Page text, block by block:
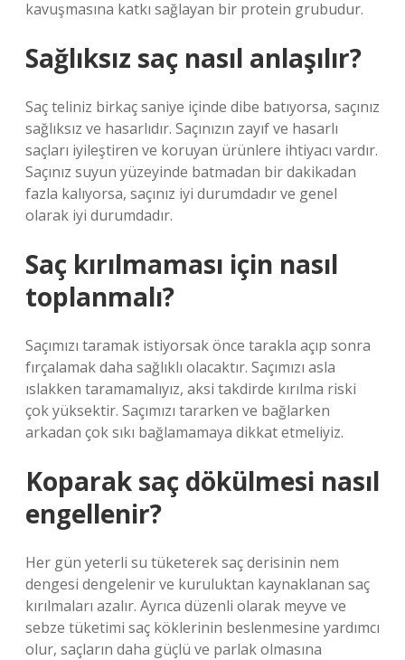
kavuşmasına katkı sağlayan bir protein grubudur.
Sağlıksız saç nasıl anlaşılır?
Saç teliniz birkaç saniye içinde dibe batıyorsa, saçınız
sağlıksız ve hasarlıdır. Saçınızın zayıf ve hasarlı
saçları iyileştiren ve koruyan ürünlere ihtiyacı vardır.
Saçınız suyun yüzeyinde batmadan bir dakikadan
fazla kalıyorsa, saçınız iyi durumdadır ve genel
olarak iyi durumdadır.
Saç kırılmaması için nasıl
toplanmalı?
Saçımızı taramak istiyorsak önce tarakla açıp sonra
fırçalamak daha sağlıklı olacaktır. Saçımızı asla
ıslakken taramamalıyız, aksi takdirde kırılma riski
çok yüksektir. Saçımızı tararken ve bağlarken
arkadan çok sıkı bağlamamaya dikkat etmeliyiz.
Koparak saç dökülmesi nasıl
engellenir?
Her gün yeterli su tüketerek saç derisinin nem
dengesi dengelenir ve kuruluktan kaynaklanan saç
kırılmaları azalır. Ayrıca düzenli olarak meyve ve
sebze tüketimi saç köklerinin beslenmesine yardımcı
olur, saçların daha güçlü ve parlak olmasına